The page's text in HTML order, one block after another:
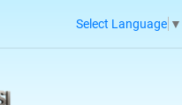
Select Language ▼